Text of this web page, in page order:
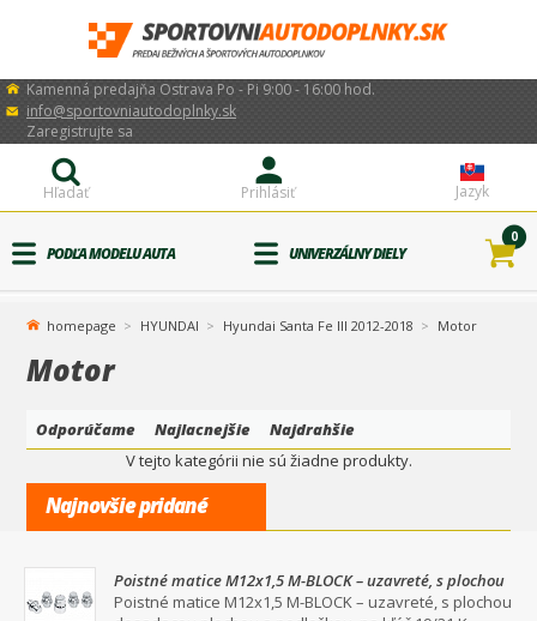
Kamenná predajňa Ostrava Po - Pi 9:00 - 16:00 hod.
info@sportovniautodoplnky.sk
Jazyk
Prihlásiť
Zaregistrujte sa
Hľadať
PODĽA MODELU AUTA UNIVERZÁLNY DIELY
0
homepage HYUNDAI Hyundai Santa Fe III 2012-2018 Motor
Motor
Odporúčame Najlacnejšie
Najdrahšie
V tejto kategórii nie sú žiadne produkty.
Najnovšie pridané
Poistné matice M12x1,5 M-BLOCK – uzavreté, s plochou
dosadacou plochou a podložkou, na kľúč 19/21
Poistné matice M12x1,5 M-BLOCK – uzavreté, s plochou